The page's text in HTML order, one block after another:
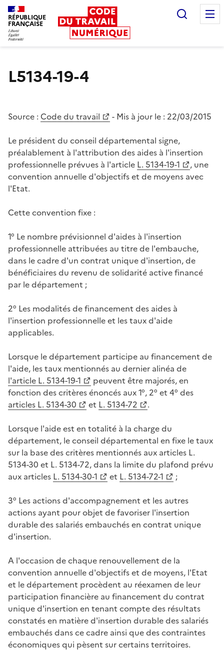
RÉPUBLIQUE
FRANÇAISE
L5134-19-4
Source : Code du travail - Mis à jour le : 22/03/2015
Le président du conseil départemental signe,
préalablement à l'attribution des aides à l'insertion
professionnelle prévues à l'article L. 5134-19-1
, une
convention annuelle d'objectifs et de moyens avec
l'Etat.
Cette convention fixe :
1° Le nombre prévisionnel d'aides à l'insertion
professionnelle attribuées au titre de l'embauche,
dans le cadre d'un contrat unique d'insertion, de
bénéficiaires du revenu de solidarité active financé
par le département ;
2° Les modalités de financement des aides à
l'insertion professionnelle et les taux d'aide
applicables.
Lorsque le département participe au financement de
l'aide, les taux mentionnés au dernier alinéa de
l'article L. 5134-19-1
peuvent être majorés, en
fonction des critères énoncés aux 1°, 2° et 4° des
articles L. 5134-30
et L. 5134-72
.
Lorsque l'aide est en totalité à la charge du
département, le conseil départemental en fixe le taux
sur la base des critères mentionnés aux articles L.
5134-30 et L. 5134-72, dans la limite du plafond prévu
aux articles L. 5134-30-1 et L. 5134-72-1
;
3° Les actions d'accompagnement et les autres
actions ayant pour objet de favoriser l'insertion
durable des salariés embauchés en contrat unique
d'insertion.
A l'occasion de chaque renouvellement de la
convention annuelle d'objectifs et de moyens, l'Etat
et le département procèdent au réexamen de leur
participation financière au financement du contrat
unique d'insertion en tenant compte des résultats
constatés en matière d'insertion durable des salariés
embauchés dans ce cadre ainsi que des contraintes
économiques qui pèsent sur certains territoires.